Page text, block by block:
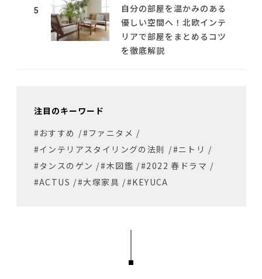
5
自分の部屋を温かみのある
優しい空間へ！北欧インテ
リアで部屋をまとめるコツ
を徹底解説
注目のキーワード
#おすすめ /#ファニタメ /
#インテリアスタイリングの法則 /#ニトリ /
#タンスのゲン /#木図鑑 /#2022 春ドラマ /
#ACTUS /#大塚家具 /#KEYUCA